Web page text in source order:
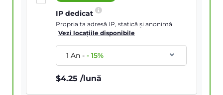
IP dedicat
Propria ta adresă IP, statică și anonimă
Vezi locațiile disponibile
1 An--15%
$4.25 /lună